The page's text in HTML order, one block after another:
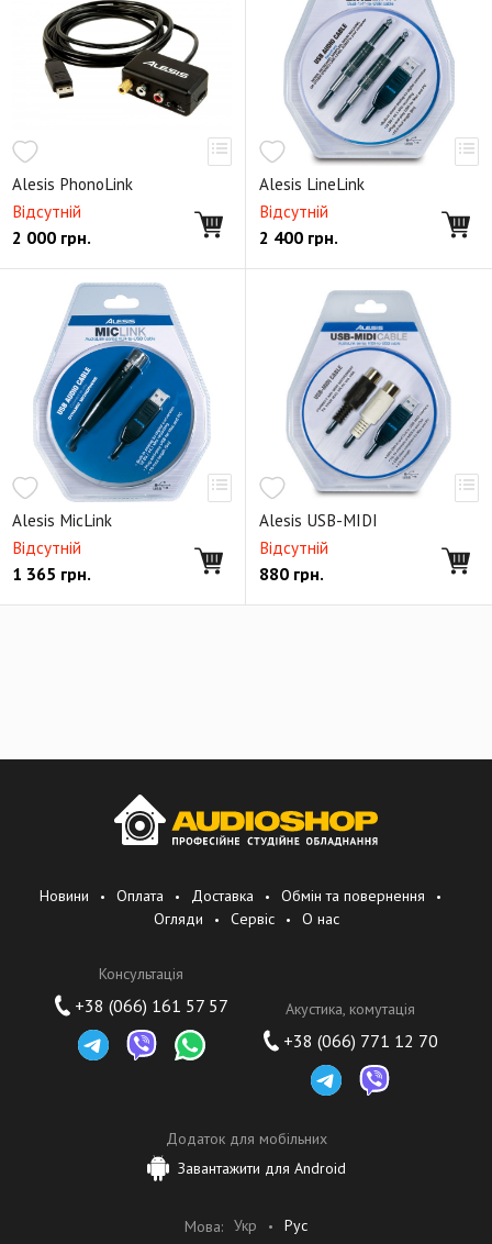
Alesis PhonoLink
Відсутній
2 000 грн.
Alesis LineLink
Відсутній
2 400 грн.
Alesis MicLink
Відсутній
1 365 грн.
Alesis USB-MIDI
Відсутній
880 грн.
Новини Оплата Доставка
Обмін та повернення
Огляди
Сервіс О нас
Консультація
+38 (066) 161 57 57 Акустика, комутація
+38 (066) 771 12 70
Додаток для мобільних
Завантажити для Android
Мова: Укр Рус